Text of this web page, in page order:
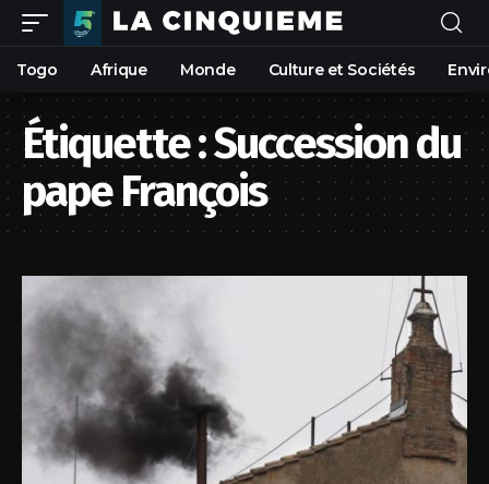
Togo Afrique Monde Culture et Sociétés
Étiquette :Succession du
pape François